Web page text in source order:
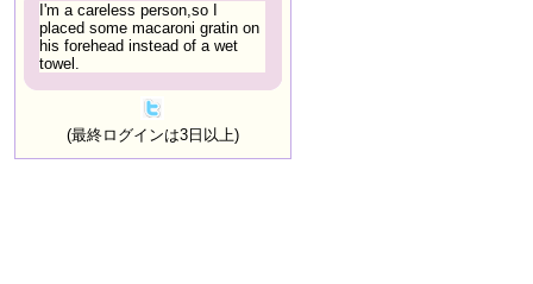
I'm a careless person,so I
placed some macaroni gratin on
his forehead instead of a wet
towel.
(最終ログインは3日以上)